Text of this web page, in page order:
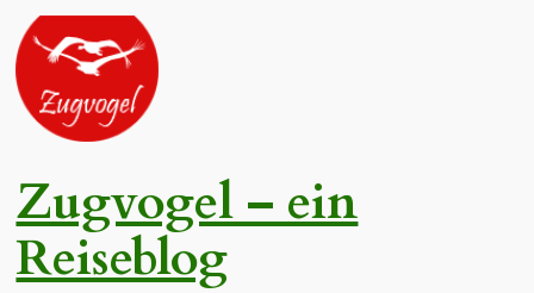
Zum
Inhalt
springen
Zugvogel – ein
Reiseblog